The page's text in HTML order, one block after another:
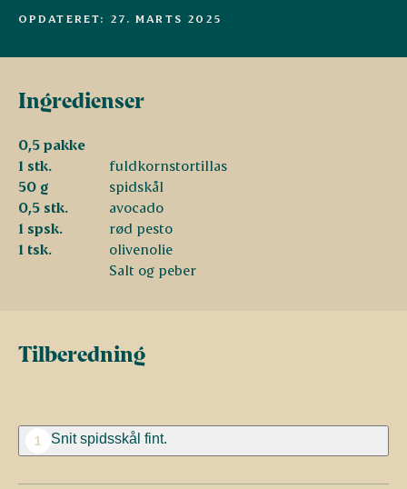
OPDATERET: 27. MARTS 2025
Ingredienser
0,5 pakke
1 stk.
fuldkornstortillas
50 g
spidskål
0,5 stk.
avocado
1 spsk.
rød pesto
1 tsk.
olivenolie
Salt og peber
Tilberedning
1 Snit spidsskål fint.